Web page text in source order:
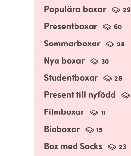
Populära boxar 29
Presentboxar 60
Sommarboxar 28
Nya boxar 30
Studentboxar 28
Present till nyfödd
Filmboxar 11
Bioboxar 15
Box med Socks 23